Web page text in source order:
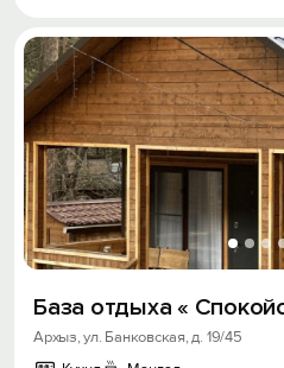
База отдыха «
Архыз, ул. Банковская, д. 19/45